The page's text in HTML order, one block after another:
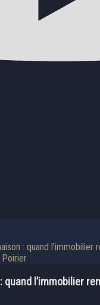
: quand l’immobilier
Poirier
quand l’immobilier